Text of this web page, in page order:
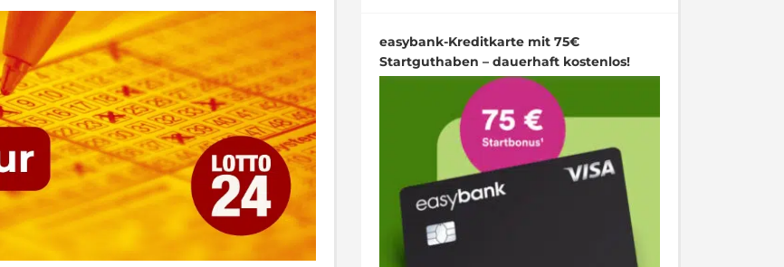
easybank-Kreditkarte mit 75€
Startguthaben – dauerhaft kostenlos!